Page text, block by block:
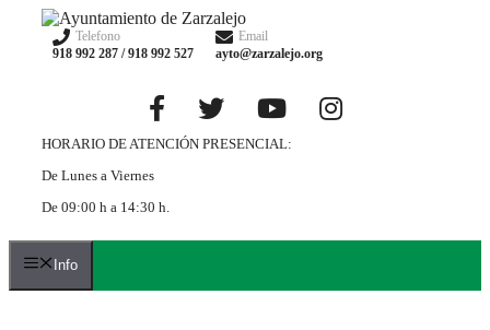
Saltar
contenido
Telefono
918 992 287 / 918 992 527
Email
ayto@zarzalejo.org
HORARIO DE ATENCIÓN PRESENCIAL:
De Lunes a Viernes
De 09:00 h a 14:30 h.
Info